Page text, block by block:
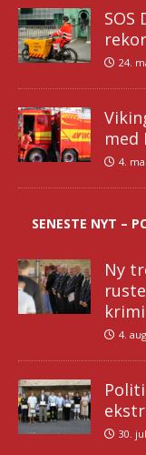
24.
med
4.
SENESTE NYT –
Ny
4.
30.